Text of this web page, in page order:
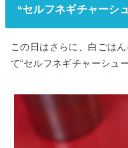
“セルフネギチャーシ
この日はさらに、白ごは
て“セルフネギチャーシュ